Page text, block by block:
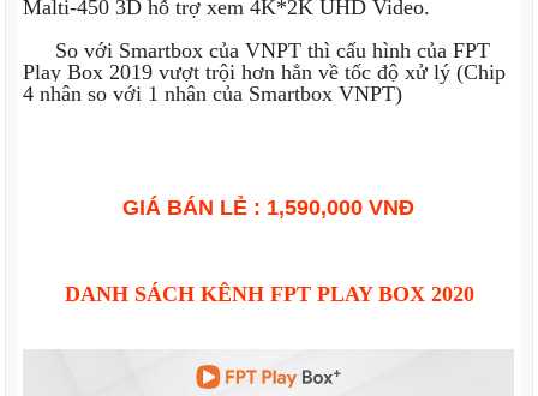
Malti-450 3D hỗ trợ xem 4K*2K UHD Video.
So với Smartbox của VNPT thì cấu hình của FPT
Play Box 2019 vượt trội hơn hẳn về tốc độ xử lý (Chip
4 nhân so với 1 nhân của Smartbox VNPT)
GIÁ BÁN LẺ : 1,590,000 VNĐ
DANH SÁCH KÊNH FPT PLAY BOX 2020